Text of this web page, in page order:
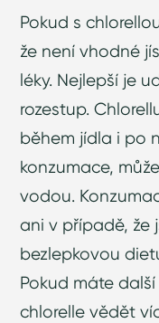
Pokud s
že není vhodné
léky. Nejlepší je
rozestup.
během jídla i po
konzumace,
vodou.
ani v případě, že
bezlepkovou
Pokud máte
chlorelle vědět